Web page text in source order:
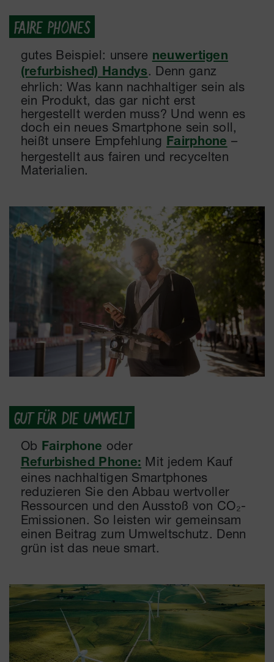
FAIRE PHONES
gutes Beispiel: unsere neuwertigen
(refurbished) Handys . Denn ganz
ehrlich: Was kann nachhaltiger sein als
ein Produkt, das gar nicht erst
hergestellt werden muss? Und wenn es
doch ein neues Smartphone sein soll,
heißt unsere Empfehlung Fairphone –
hergestellt aus fairen und recycelten
Materialien.
GUT FÜR DIE UMWELT
Ob Fairphone oder
Refurbished Phone: Mit jedem Kauf
eines nachhaltigen Smartphones
reduzieren Sie den Abbau wertvoller
Ressourcen und den Ausstoß von CO₂-
Emissionen. So leisten wir gemeinsam
einen Beitrag zum Umweltschutz. Denn
grün ist das neue smart.